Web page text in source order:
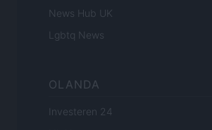
News Hub UK
Lgbtq News
OLANDA
Investeren 24